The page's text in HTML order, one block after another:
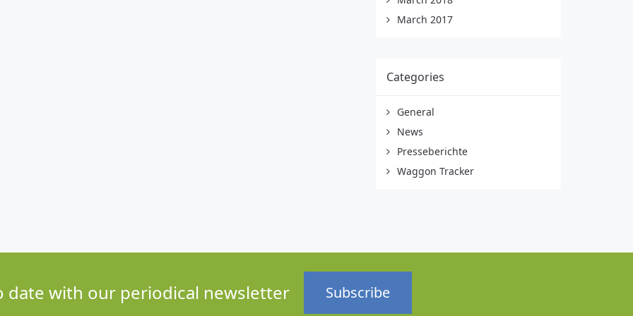
March 2017
Categories
General
News
Presseberichte
Waggon Tracker
date with our periodical newsletter Subscribe